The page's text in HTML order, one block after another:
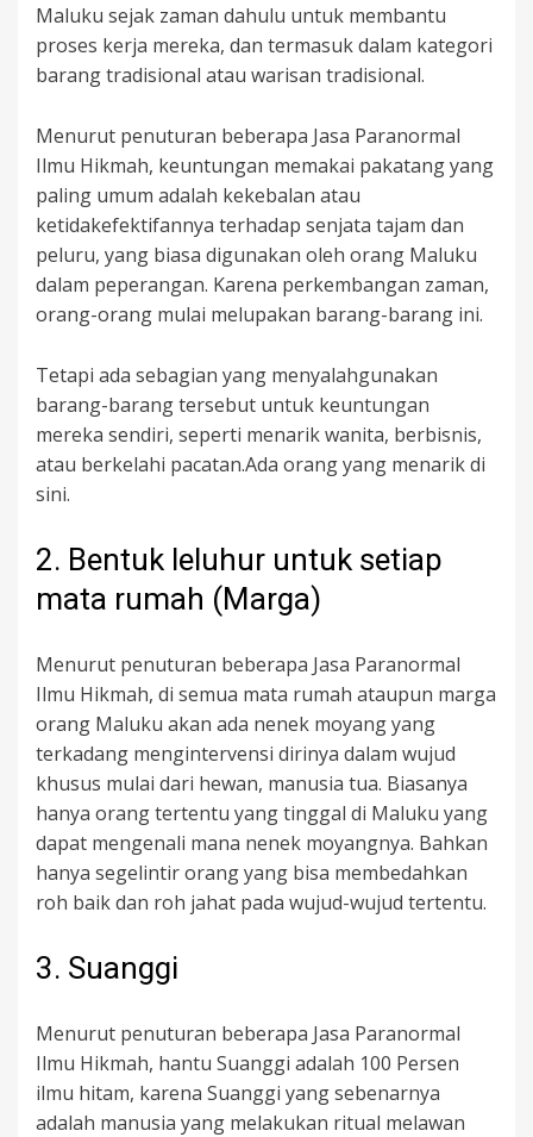
Maluku sejak zaman dahulu untuk membantu
proses kerja mereka, dan termasuk dalam kategori
barang tradisional atau warisan tradisional.
Menurut penuturan beberapa Jasa Paranormal
Ilmu Hikmah, keuntungan memakai pakatang yang
paling umum adalah kekebalan atau
ketidakefektifannya terhadap senjata tajam dan
peluru, yang biasa digunakan oleh orang Maluku
dalam peperangan. Karena perkembangan zaman,
orang-orang mulai melupakan barang-barang ini.
Tetapi ada sebagian yang menyalahgunakan
barang-barang tersebut untuk keuntungan
mereka sendiri, seperti menarik wanita, berbisnis,
atau berkelahi pacatan.Ada orang yang menarik di
sini.
2. Bentuk leluhur untuk setiap
mata rumah (Marga)
Menurut penuturan beberapa Jasa Paranormal
Ilmu Hikmah, di semua mata rumah ataupun marga
orang Maluku akan ada nenek moyang yang
terkadang mengintervensi dirinya dalam wujud
khusus mulai dari hewan, manusia tua. Biasanya
hanya orang tertentu yang tinggal di Maluku yang
dapat mengenali mana nenek moyangnya. Bahkan
hanya segelintir orang yang bisa membedahkan
roh baik dan roh jahat pada wujud-wujud tertentu.
3. Suanggi
Menurut penuturan beberapa Jasa Paranormal
Ilmu Hikmah, hantu Suanggi adalah 100 Persen
ilmu hitam, karena Suanggi yang sebenarnya
adalah manusia yang melakukan ritual melawan